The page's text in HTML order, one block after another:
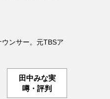
ンサー。元TBSア
田中みな実
噂・評判